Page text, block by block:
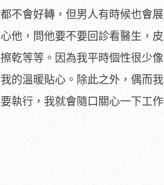
不會好轉，但男人有時候也會展
他，問他要不要回診看醫生，皮
乾等等。因為我平時個性很少像
的溫暖貼心。除此之外，偶而我
執行，我就會隨口關心一下工作